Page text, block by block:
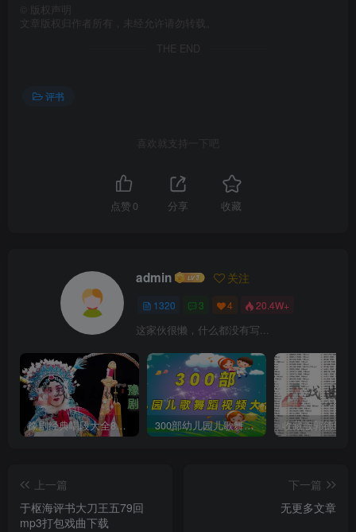
版权声明
文章版权归作者所有，未经允许请勿转载。
THE END
评书
喜欢就支持一下吧
点赞 0 分享 收藏
admin 关注
1320 3 4 20.4W+
这家伙很懒，什么都没有写...
豫剧经典唱段大全850首mp3打包戏曲下载 300部幼儿园儿歌舞蹈视频大合集
上一篇
于枢海评书大刀王五79回
mp3打包戏曲下载
下一篇
无更多文章